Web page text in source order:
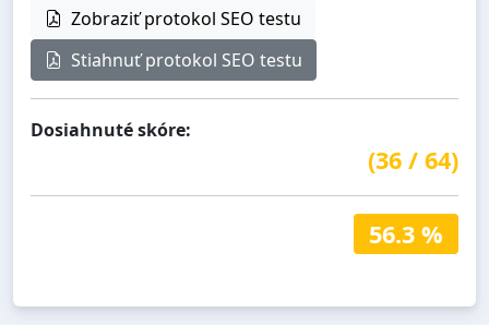
Zobraziť protokol SEO testu
Stiahnuť protokol SEO testu
Dosiahnuté skóre:
(36 / 64)
56.3 %